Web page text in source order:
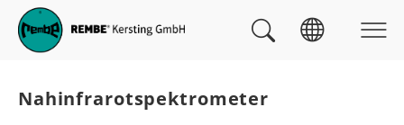
Skip to main navigation
zum Inhalt
Skip to page footer
Nahinfrarotspektrometer